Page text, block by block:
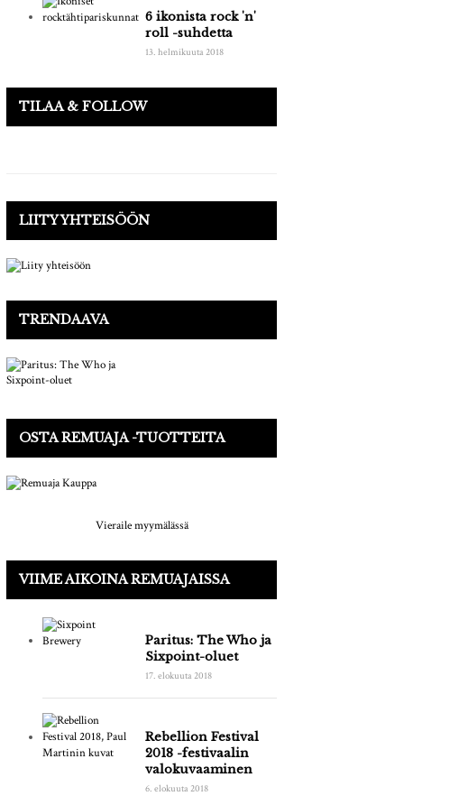
6 ikonista rock 'n'
roll -suhdetta
13. helmikuuta 2018
TILAA & FOLLOW
LIITY YHTEISÖÖN
TRENDAAVA
OSTA REMUAJA -TUOTTEITA
Vieraile myymälässä
VIIME AIKOINA REMUAJAISSA
Paritus: The Who ja
Sixpoint-oluet
17. elokuuta 2018
Rebellion Festival
2018 -festivaalin
valokuvaaminen
6. elokuuta 2018